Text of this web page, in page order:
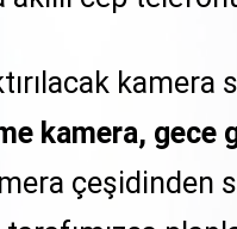
kamera,
çeşidinden